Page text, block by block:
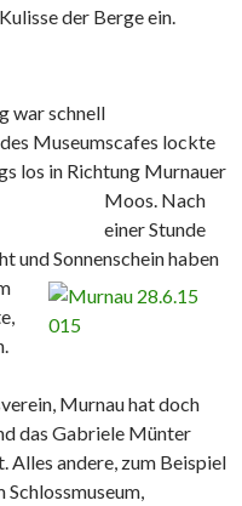
der Berge ein.
war schnell
Museumscafes lockte
los in Richtung Murnauer
Moos. Nach
einer Stunde
und Sonnenschein haben
Murnau hat doch
das Gabriele Münter
Alles andere, zum Beispiel